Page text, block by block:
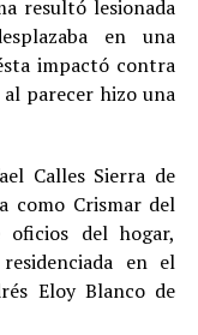
resultó lesionada
en una
impactó contra
parecer hizo una
Calles Sierra de
como Crismar del
del hogar,
en el
Eloy Blanco de